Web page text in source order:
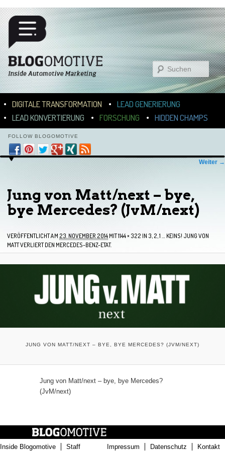
Suchen
ZUM INHALT WECHSELN
ZUM SEKUNDÄREN INHALT WECHSELN
DIGITALE TRANSFORMATION
LEAD GENERIERUNG
LEAD KONVERTIERUNG
FORSCHUNG HIDDEN CHAMPS
FOLLOW BLOGOMOTIVE
Bilder-Navigation Weiter →
Jung von Matt/next – bye,
bye Mercedes? (JvM/next)
VERÖFFENTLICHT AM 23. NOVEMBER 2014 MIT1144 × 322 IN 3, 2, 1 … KEINS! JUNG VON
MATT VERLIERT DEN MERCEDES-BENZ-ETAT.
JUNG VON MATT/NEXT – BYE, BYE MERCEDES? (JVM/NEXT)
Jung von Matt/next – bye, bye Mercedes?
(JvM/next)
Inside Blogomotive Staff Impressum Datenschutz Kontakt